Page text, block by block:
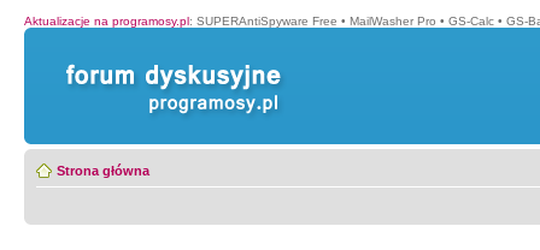
Aktualizacje na programosy.pl: SUPERAntiSpyware Free • MailWasher Pro • GS-Calc • GS-
Strona główna